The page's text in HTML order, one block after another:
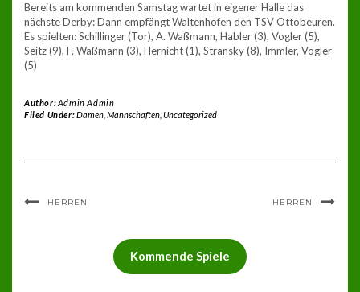
Bereits am kommenden Samstag wartet in eigener Halle das
nächste Derby: Dann empfängt Waltenhofen den TSV Ottobeuren.
Es spielten: Schillinger (Tor), A. Waßmann, Habler (3), Vogler (5),
Seitz (9), F. Waßmann (3), Hernicht (1), Stransky (8), Immler, Vogler
(5)
Author:Admin Admin
Filed Under:Damen, Mannschaften, Uncategorized
HERREN HERREN
Kommende Spiele